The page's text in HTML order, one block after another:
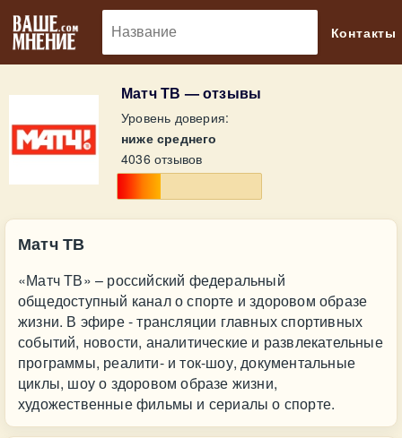
Контакты
Матч ТВ — отзывы
Уровень доверия:
ниже среднего
4036 отзывов
Матч ТВ
«Матч ТВ» – российский федеральный
общедоступный канал о спорте и здоровом образе
жизни. В эфире - трансляции главных спортивных
событий, новости, аналитические и развлекательные
программы, реалити- и ток-шоу, документальные
циклы, шоу о здоровом образе жизни,
художественные фильмы и сериалы о спорте.